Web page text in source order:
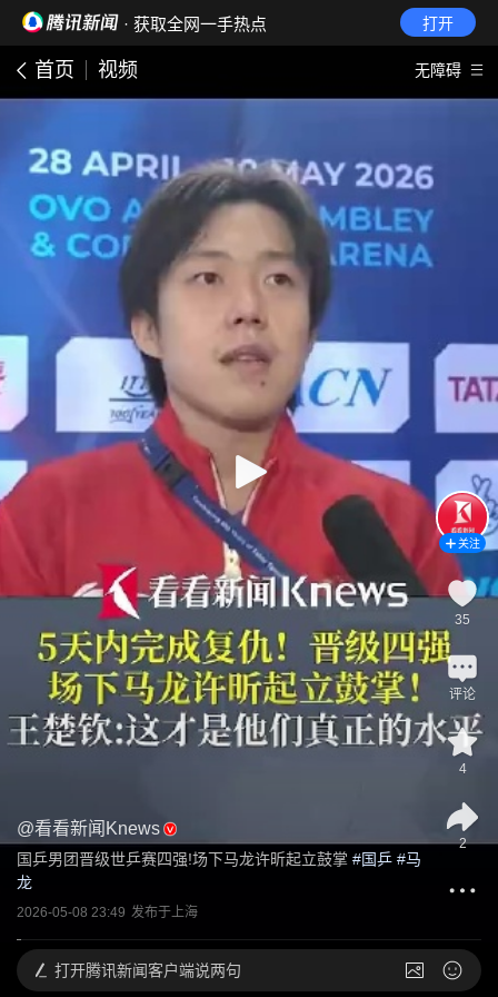
· 获取全网一手热点 打开
首页 视频 无障碍
@看看新闻Knews
国乒男团晋级世乒赛四强!场下马龙许昕起立鼓掌 #国乒 #马
龙
2026-05-08 23:49 发布于上海
关注
35
评论
4
2
打开腾讯新闻客户端说两句